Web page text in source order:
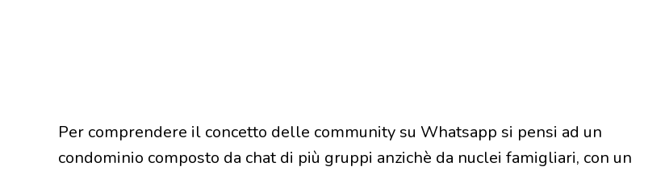
Per comprendere il concetto delle community su Whatsapp si pensi ad un
condominio composto da chat di più gruppi anzichè da nuclei famigliari, con un